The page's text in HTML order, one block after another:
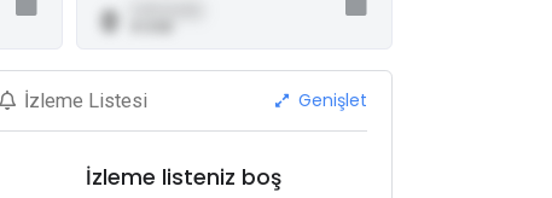
0
İzleme Listesi Genişlet
İzleme listeniz boş